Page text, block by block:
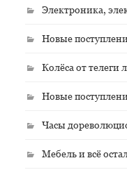
Электроника,
Новые
Колёса от
Новые
Часы
Мебель и всё